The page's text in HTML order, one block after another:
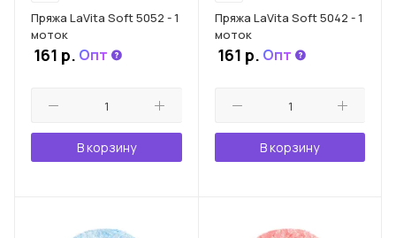
Пряжа LaVita Soft 5052 - 1
моток
161 р. Опт
В корзину
Пряжа LaVita Soft 5042 - 1
моток
161 р. Опт
В корзину